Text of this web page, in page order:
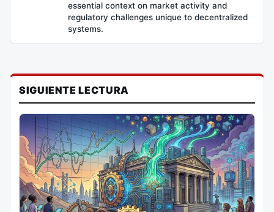
essential context on market activity and
regulatory challenges unique to decentralized
systems.
SIGUIENTE LECTURA